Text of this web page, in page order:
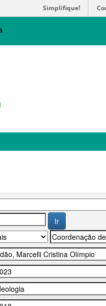
Simplifique!